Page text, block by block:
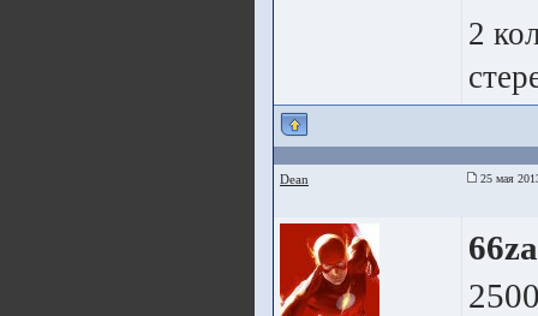
2
Dean 25 мая